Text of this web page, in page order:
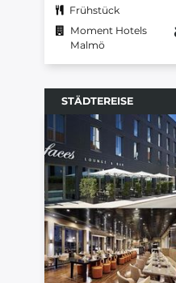
Frühstück
Moment Hotels
Malmö
STÄDTEREISE